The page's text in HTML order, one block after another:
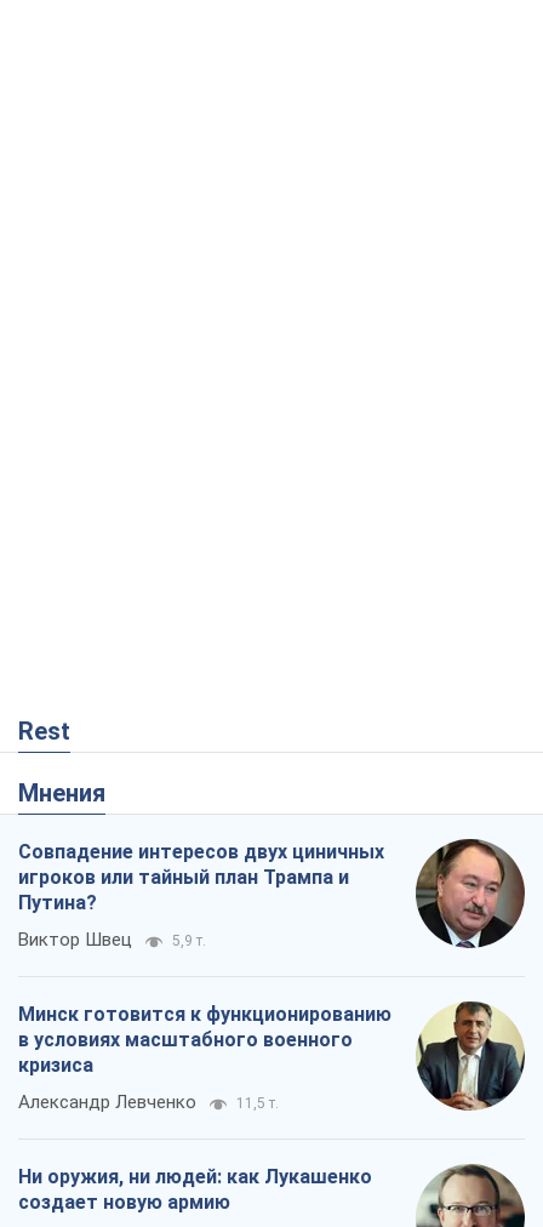
Rest
Мнения
Совпадение интересов двух циничных
игроков или тайный план Трампа и
Путина?
Виктор Швец 5,9 т.
Минск готовится к функционированию
в условиях масштабного военного
кризиса
Александр Левченко 11,5 т.
Ни оружия, ни людей: как Лукашенко
создает новую армию